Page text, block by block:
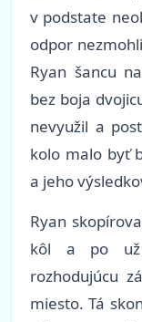
v podstate
odpor
Ryan šancu
bez boja
nevyužil a
kolo malo byť
a jeho
Ryan
kôl a po už
rozhodujúcu
miesto. Tá